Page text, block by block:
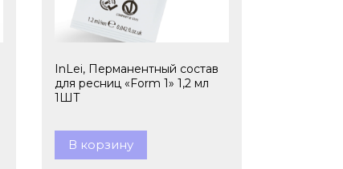
InLei, Перманентный состав
для ресниц «Form 1» 1,2 мл
1ШТ
В корзину